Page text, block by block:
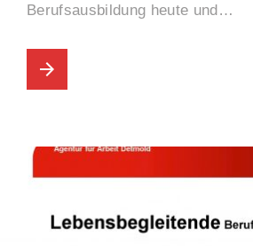
Berufsausbildung heute und…
arrow_forward